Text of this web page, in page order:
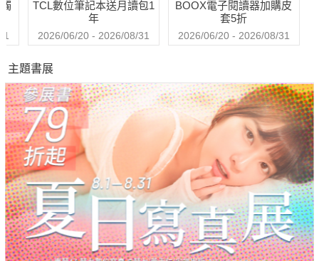
TCL數位筆記本送月讀包1
年
2026/06/20 - 2026/08/31
BOOX電子閱讀器加購皮
套5折
2026/06/20 - 2026/08/31
主題書展